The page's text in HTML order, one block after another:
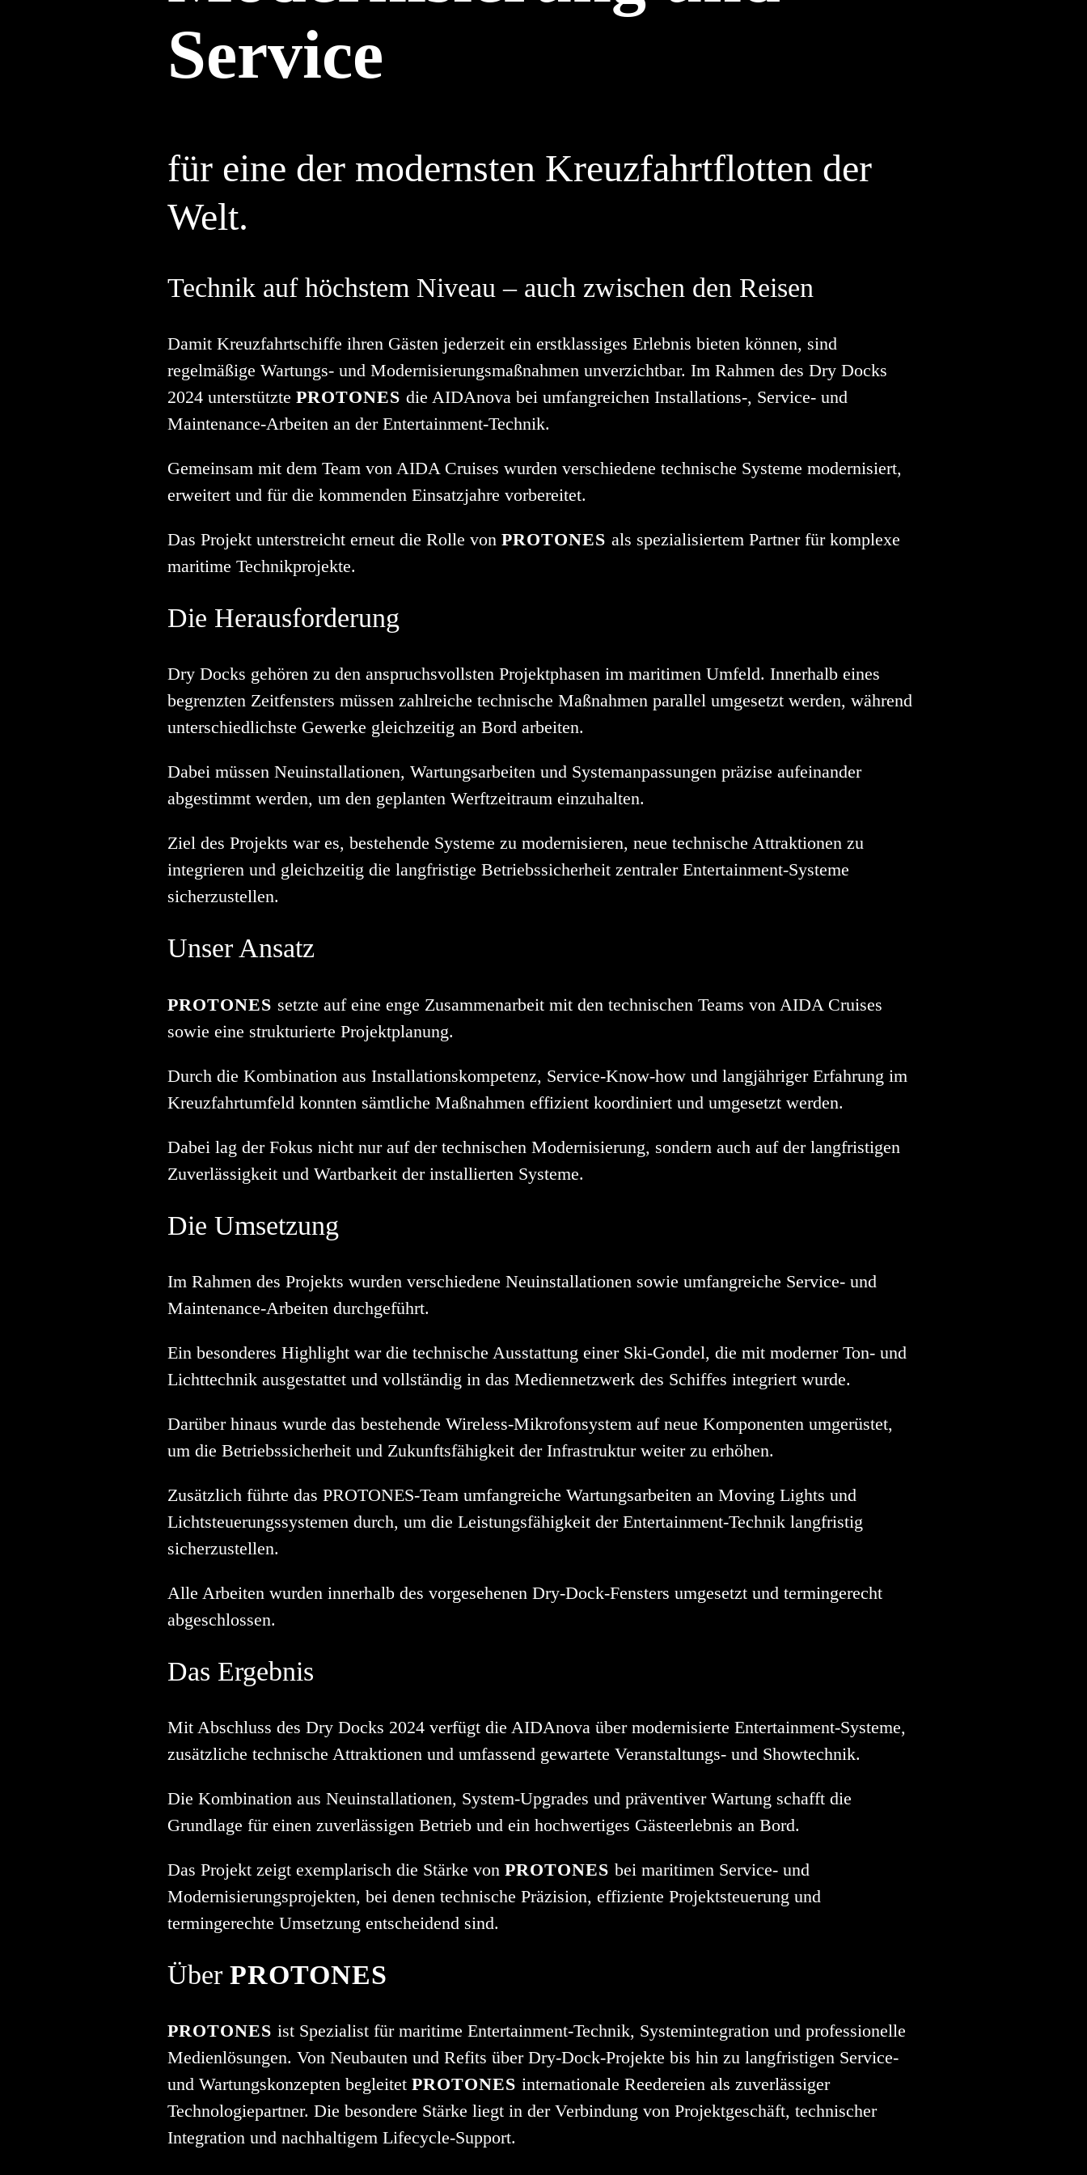
Service
für eine der modernsten Kreuzfahrtflotten der
Welt.
Technik auf höchstem Niveau – auch zwischen den Reisen
Damit Kreuzfahrtschiffe ihren Gästen jederzeit ein erstklassiges Erlebnis bieten können, sind
regelmäßige Wartungs- und Modernisierungsmaßnahmen unverzichtbar. Im Rahmen des Dry Docks
2024 unterstützte PROTONES die AIDAnova bei umfangreichen Installations-, Service- und
Maintenance-Arbeiten an der Entertainment-Technik.
Gemeinsam mit dem Team von AIDA Cruises wurden verschiedene technische Systeme modernisiert,
erweitert und für die kommenden Einsatzjahre vorbereitet.
Das Projekt unterstreicht erneut die Rolle von PROTONES als spezialisiertem Partner für komplexe
maritime Technikprojekte.
Die Herausforderung
Dry Docks gehören zu den anspruchsvollsten Projektphasen im maritimen Umfeld. Innerhalb eines
begrenzten Zeitfensters müssen zahlreiche technische Maßnahmen parallel umgesetzt werden, während
unterschiedlichste Gewerke gleichzeitig an Bord arbeiten.
Dabei müssen Neuinstallationen, Wartungsarbeiten und Systemanpassungen präzise aufeinander
abgestimmt werden, um den geplanten Werftzeitraum einzuhalten.
Ziel des Projekts war es, bestehende Systeme zu modernisieren, neue technische Attraktionen zu
integrieren und gleichzeitig die langfristige Betriebssicherheit zentraler Entertainment-Systeme
sicherzustellen.
Unser Ansatz
PROTONES setzte auf eine enge Zusammenarbeit mit den technischen Teams von AIDA Cruises
sowie eine strukturierte Projektplanung.
Durch die Kombination aus Installationskompetenz, Service-Know-how und langjähriger Erfahrung im
Kreuzfahrtumfeld konnten sämtliche Maßnahmen effizient koordiniert und umgesetzt werden.
Dabei lag der Fokus nicht nur auf der technischen Modernisierung, sondern auch auf der langfristigen
Zuverlässigkeit und Wartbarkeit der installierten Systeme.
Die Umsetzung
Im Rahmen des Projekts wurden verschiedene Neuinstallationen sowie umfangreiche Service- und
Maintenance-Arbeiten durchgeführt.
Ein besonderes Highlight war die technische Ausstattung einer Ski-Gondel, die mit moderner Ton- und
Lichttechnik ausgestattet und vollständig in das Mediennetzwerk des Schiffes integriert wurde.
Darüber hinaus wurde das bestehende Wireless-Mikrofonsystem auf neue Komponenten umgerüstet,
um die Betriebssicherheit und Zukunftsfähigkeit der Infrastruktur weiter zu erhöhen.
Zusätzlich führte das PROTONES-Team umfangreiche Wartungsarbeiten an Moving Lights und
Lichtsteuerungssystemen durch, um die Leistungsfähigkeit der Entertainment-Technik langfristig
sicherzustellen.
Alle Arbeiten wurden innerhalb des vorgesehenen Dry-Dock-Fensters umgesetzt und termingerecht
abgeschlossen.
Das Ergebnis
Mit Abschluss des Dry Docks 2024 verfügt die AIDAnova über modernisierte Entertainment-Systeme,
zusätzliche technische Attraktionen und umfassend gewartete Veranstaltungs- und Showtechnik.
Die Kombination aus Neuinstallationen, System-Upgrades und präventiver Wartung schafft die
Grundlage für einen zuverlässigen Betrieb und ein hochwertiges Gästeerlebnis an Bord.
Das Projekt zeigt exemplarisch die Stärke von PROTONES bei maritimen Service- und
Modernisierungsprojekten, bei denen technische Präzision, effiziente Projektsteuerung und
termingerechte Umsetzung entscheidend sind.
Über PROTONES
PROTONES ist Spezialist für maritime Entertainment-Technik, Systemintegration und professionelle
Medienlösungen. Von Neubauten und Refits über Dry-Dock-Projekte bis hin zu langfristigen Service-
und Wartungskonzepten begleitet PROTONES internationale Reedereien als zuverlässiger
Technologiepartner. Die besondere Stärke liegt in der Verbindung von Projektgeschäft, technischer
Integration und nachhaltigem Lifecycle-Support.